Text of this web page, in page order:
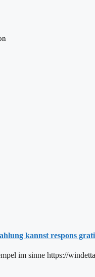
kannst respons
im sinne https://